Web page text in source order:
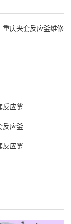
重庆夹套反应釜维修
反应釜
反应釜
反应釜